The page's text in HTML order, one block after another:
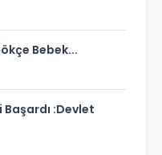
Bebek...
:Devlet